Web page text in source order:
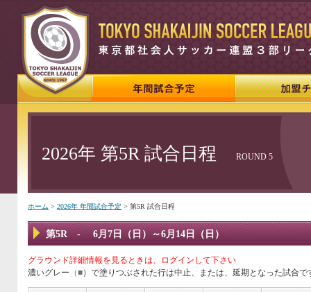
2026年 第5R 試合日程 ROUND 5
ホーム > 2026年 年間試合予定 > 第5R 試合日程
第5R - 6月7日（日）～6月14日（日）
グラウンド詳細情報を見るときは、ログインして下さい
濃いグレー （■）で塗りつぶされた行は中止、または、延期となった試合で